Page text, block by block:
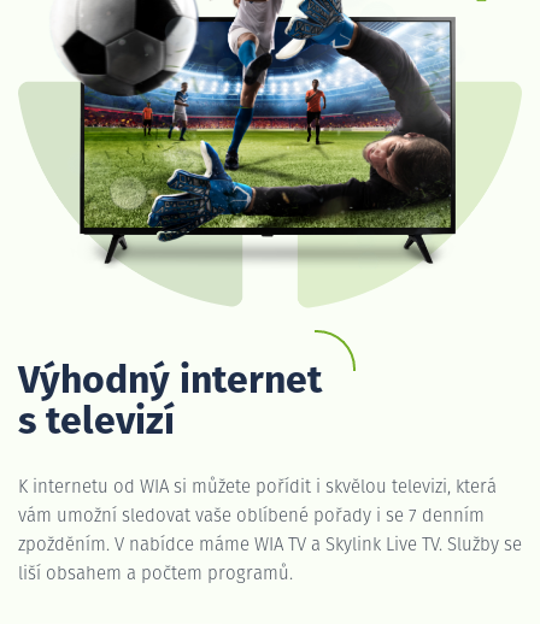
Výhodný internet
s televizí
K internetu od WIA si můžete pořídit i skvělou televizi, která
vám umožní sledovat vaše oblíbené pořady i se 7 denním
zpožděním. V nabídce máme WIA TV a Skylink Live TV. Služby se
liší obsahem a počtem programů.